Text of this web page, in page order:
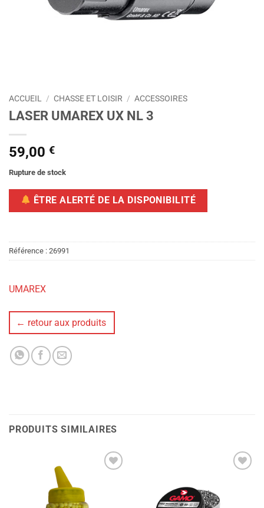
ACCUEIL / CHASSE ET LOISIR / ACCESSOIRES
LASER UMAREX UX NL 3
59,00 €
Rupture de stock
ÊTRE ALERTÉ DE LA DISPONIBILITÉ
Référence : 26991
UMAREX
← retour aux produits
PRODUITS SIMILAIRES